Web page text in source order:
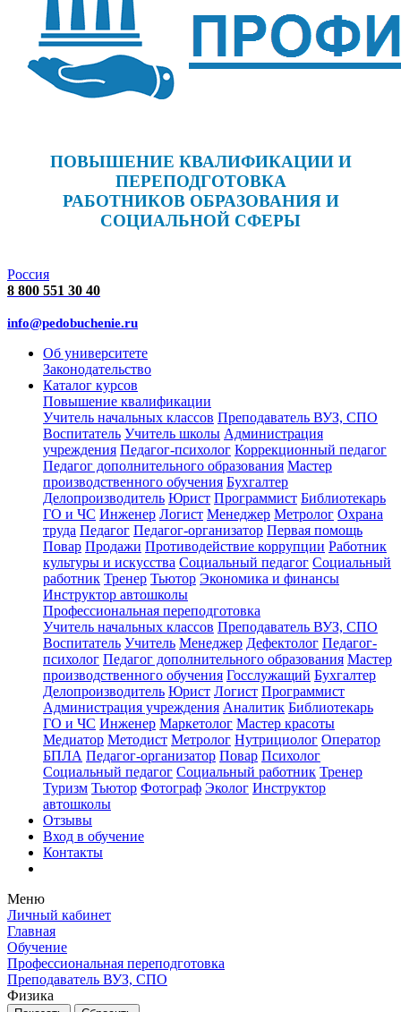
ПОВЫШЕНИЕ КВАЛИФИКАЦИИ И
ПЕРЕПОДГОТОВКА
РАБОТНИКОВ ОБРАЗОВАНИЯ И
СОЦИАЛЬНОЙ СФЕРЫ
Россия
8 800 551 30 40
info@pedobuchenie.ru
Об университете
Законодательство
Каталог курсов
Повышение квалификации
Учитель начальных классов Преподаватель ВУЗ, СПО
Воспитатель Учитель школы Администрация
учреждения Педагог-психолог Коррекционный педагог
Педагог дополнительного образования Мастер
производственного обучения Бухгалтер
Делопроизводитель Юрист Программист Библиотекарь
ГО и ЧС Инженер Логист Менеджер Метролог Охрана
труда Педагог Педагог-организатор Первая помощь
Повар Продажи Противодействие коррупции Работник
культуры и искусства Социальный педагог Социальный
работник Тренер Тьютор Экономика и финансы
Инструктор автошколы
Профессиональная переподготовка
Учитель начальных классов Преподаватель ВУЗ, СПО
Воспитатель Учитель Менеджер Дефектолог Педагог-
психолог Педагог дополнительного образования Мастер
производственного обучения Госслужащий Бухгалтер
Делопроизводитель Юрист Логист Программист
Администрация учреждения Аналитик Библиотекарь
ГО и ЧС Инженер Маркетолог Мастер красоты
Медиатор Методист Метролог Нутрициолог Оператор
БПЛА Педагог-организатор Повар Психолог
Социальный педагог Социальный работник Тренер
Туризм Тьютор Фотограф Эколог Инструктор
автошколы
Отзывы
Вход в обучение
Контакты
Меню
Личный кабинет
Главная
Обучение
Профессиональная переподготовка
Преподаватель ВУЗ, СПО
Физика